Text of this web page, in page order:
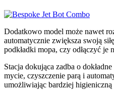
Dodatkowo model może nawet
automatycznie zwiększa swoją
podkładki mopa, czy odłączyć
Stacja dokująca zadba o
mycie, czyszczenie parą i
umożliwiając bardziej higieniczną